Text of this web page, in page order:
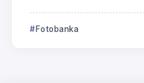
Fotobanka